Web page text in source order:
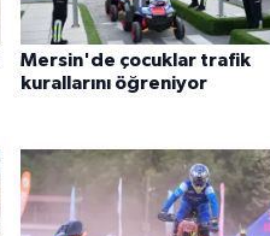
Mersin'de çocuklar trafik
kurallarını öğreniyor